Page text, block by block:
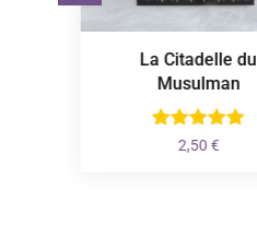
La Citadelle du
Musulman
2,50 €